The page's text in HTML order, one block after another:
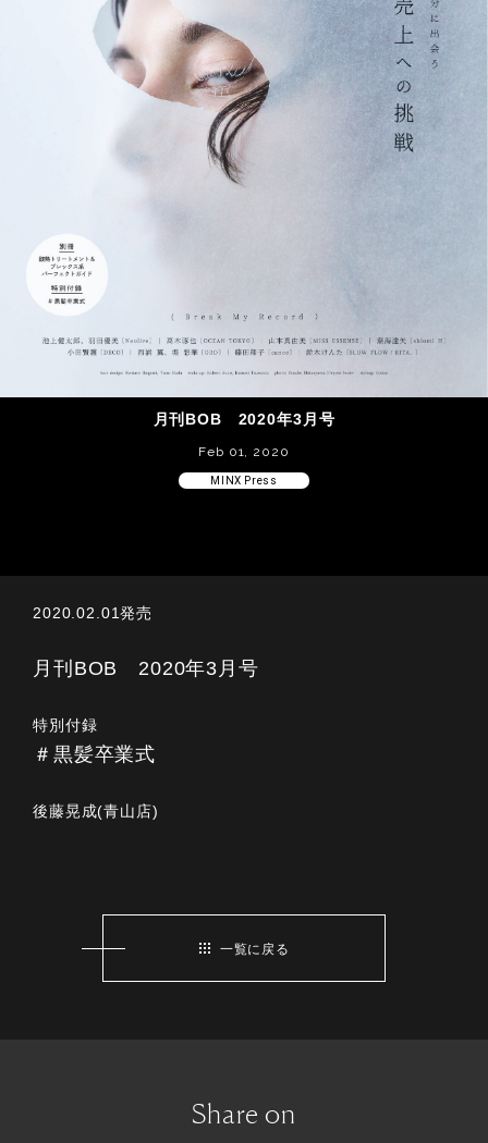
月刊BOB 2020年3月号
Feb 01, 2020
MINX Press
2020.02.01発売
月刊BOB 2020年3月号
特別付録
＃黒髪卒業式
後藤晃成(青山店)
一覧に戻る
Share on